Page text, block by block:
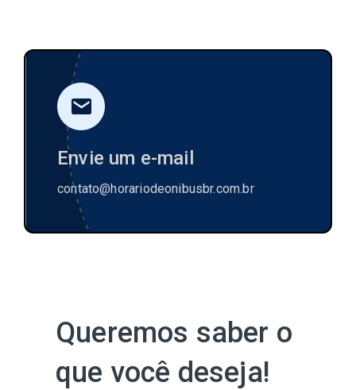
Envie um e-mail
contato@horariodeonibusbr.com.br
Queremos saber o
que você deseja!